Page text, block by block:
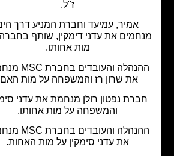
אמיר, עמיעד וחברת המניע דרך הים
את עדני דימקין, שותף בחברה, על
מות אחותו.
ההנהלה והעובדים בחברת MSC מנחמים
את שרון רז והמשפחה על מות האם.
נפטון רולן מנחמת את עדני סימקין
והמשפחה על מות אחותו.
ההנהלה והעובדים בחברת MSC מנחמים
את עדני סימקין על מות האחות.